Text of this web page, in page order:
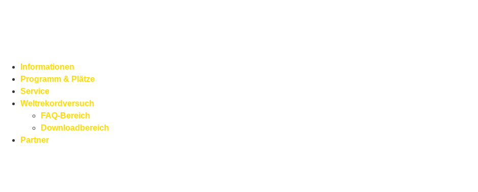
Informationen
Programm & Plätze
Service
Weltrekordversuch
FAQ-Bereich
Downloadbereich
Partner